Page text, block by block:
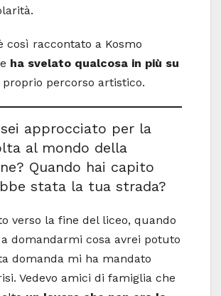
così raccontato a Kosmo
ha svelato qualcosa in più su
proprio percorso artistico.
approcciato per la
al mondo della
Quando hai capito
stata la tua strada?
verso la fine del liceo, quando
domandarmi cosa avrei potuto
domanda mi ha mandato
Vedevo amici di famiglia che